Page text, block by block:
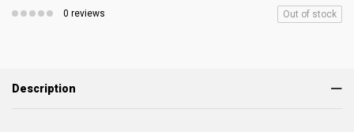
0 reviews Out of stock
Description